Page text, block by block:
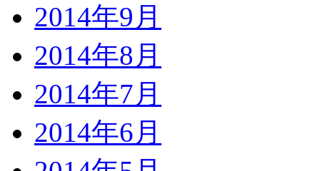
2014年9月
2014年8月
2014年7月
2014年6月